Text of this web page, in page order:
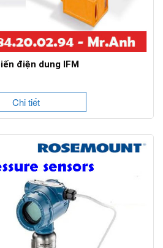
điện dung IFM
Chi tiết